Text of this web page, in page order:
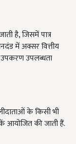
है, जिसमें पात्र
में अक्सर वित्तीय
उपलब्धता
के किसी भी
आयोजित की जाती हैं.